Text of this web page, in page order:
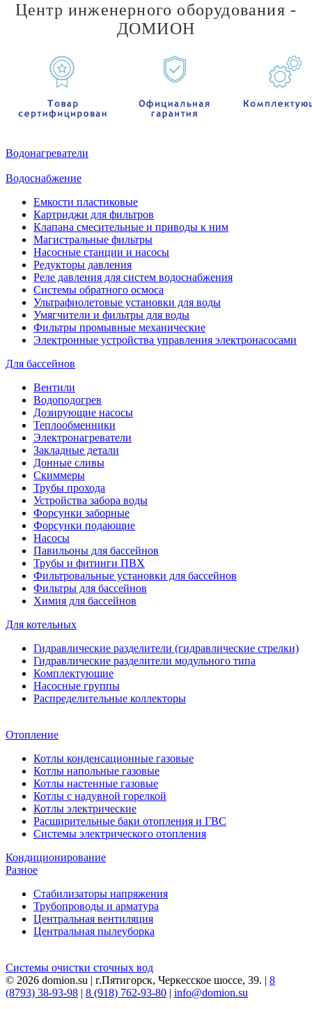
Центр инженерного оборудования -
ДОМИОН
Водонагреватели
Водоснабжение
Емкости пластиковые
Картриджи для фильтров
Клапана смесительные и приводы к ним
Магистральные фильтры
Насосные станции и насосы
Редукторы давления
Реле давления для систем водоснабжения
Системы обратного осмоса
Ультрафиолетовые установки для воды
Умягчители и фильтры для воды
Фильтры промывные механические
Электронные устройства управления электронасосами
Для бассейнов
Вентили
Водоподогрев
Дозирующие насосы
Теплообменники
Электронагреватели
Закладные детали
Донные сливы
Скиммеры
Трубы прохода
Устройства забора воды
Форсунки заборные
Форсунки подающие
Насосы
Павильоны для бассейнов
Трубы и фитинги ПВХ
Фильтровальные установки для бассейнов
Фильтры для бассейнов
Химия для бассейнов
Для котельных
Гидравлические разделители (гидравлические стрелки)
Гидравлические разделители модульного типа
Комплектующие
Насосные группы
Распределительные коллекторы
Отопление
Котлы конденсационные газовые
Котлы напольные газовые
Котлы настенные газовые
Котлы с надувной горелкой
Котлы электрические
Расширительные баки отопления и ГВС
Системы электрического отопления
Кондиционирование
Разное
Стабилизаторы напряжения
Трубопроводы и арматура
Центральная вентиляция
Центральная пылеуборка
Системы очистки сточных вод
© 2026 domion.su | г.Пятигорск, Черкесское шоссе, 39. | 8
(8793) 38-93-98 | 8 (918) 762-93-80 | info@domion.su